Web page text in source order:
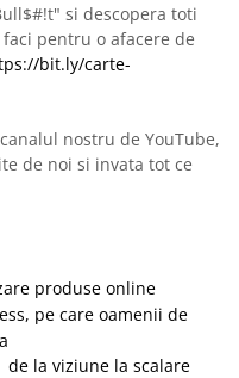
si descopera toti
pentru o afacere de
bit.ly/carte-
nostru de YouTube,
de noi si invata tot ce
produse online
pe care oamenii de
la viziune la scalare